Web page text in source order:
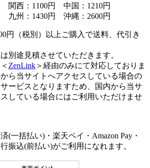
関西：1100円 中国：1210円
九州：1430円 沖縄：2600円
円（税別）以上ご購入で送料、代引き
別途見積させていただきます。
ZenLink ＞経由のみにて対応しておりま
ら当サイトへアクセスしている場合の
ービスとなりますため、国内から当サ
している場合にはご利用いただけませ
(一括払い)・楽天ペイ・Amazon Pay・
振込(前払い)がご利用になれます。